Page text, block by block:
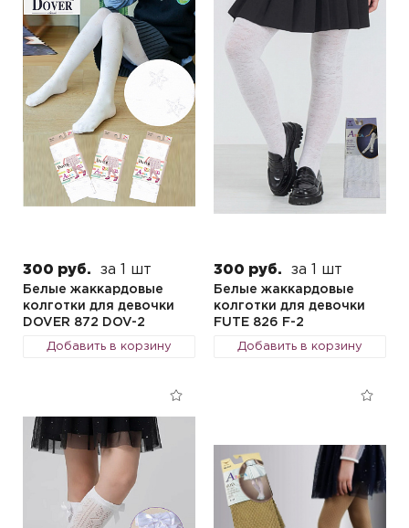
300 руб. за 1 шт
Белые жаккардовые
колготки для девочки
DOVER 872 DOV-2
Добавить в корзину
300 руб. за 1 шт
Белые жаккардовые
колготки для девочки
FUTE 826 F-2
Добавить в корзину